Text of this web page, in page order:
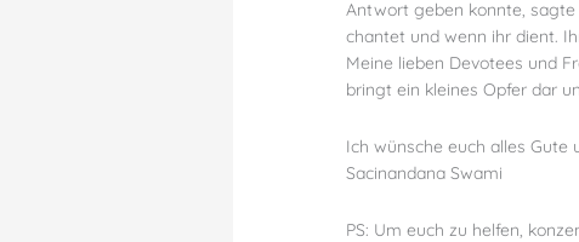
Antwort geben konnte,
chantet und wenn ihr dient.
Meine lieben Devotees und
bringt ein kleines Opfer dar
Ich wünsche euch alles Gute
Sacinandana Swami
PS: Um euch zu helfen,